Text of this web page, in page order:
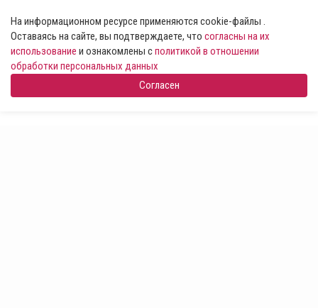
На информационном ресурсе применяются cookie-файлы .
Оставаясь на сайте, вы подтверждаете, что согласны на их
использование и ознакомлены сполитикой в отношении
обработки персональных данных
Согласен